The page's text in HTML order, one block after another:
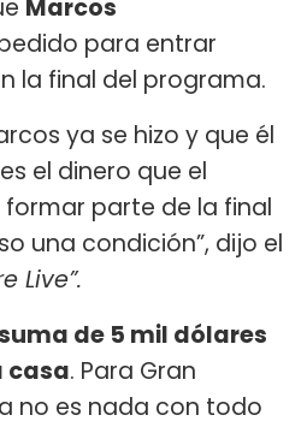
Marcos
para entrar
la final del programa.
ya se hizo y que él
el dinero que el
parte de la final
una condición”, dijo el
Live”.
de 5 mil dólares
casa. Para Gran
no es nada con todo